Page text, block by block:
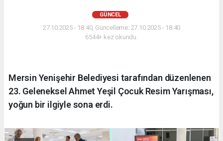
GÜNCEL
27.10.2025 - 18:40, Güncelleme: 27.10.2025 - 18:40
6544+ kez okundu.
Mersin Yenişehir Belediyesi tarafından düzenlenen
23. Geleneksel Ahmet Yeşil Çocuk Resim Yarışması,
yoğun bir ilgiyle sona erdi.